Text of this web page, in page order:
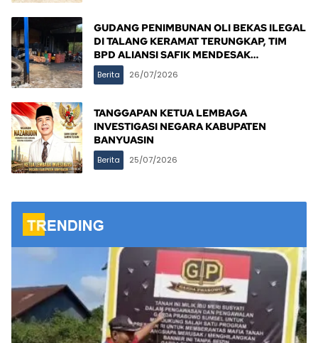
GUDANG PENIMBUNAN OLI BEKAS ILEGAL
DI TALANG KERAMAT TERUNGKAP, TIM
BPD ALIANSI SAFIK MENDESAK
PENINDAKAN TEGAS PEMERINTAH
BANYUASIN
Berita 26/07/2026
TANGGAPAN KETUA LEMBAGA
INVESTIGASI NEGARA KABUPATEN
BANYUASIN
Berita 25/07/2026